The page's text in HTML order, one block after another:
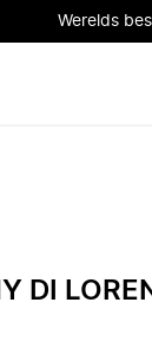
Werelds
DI